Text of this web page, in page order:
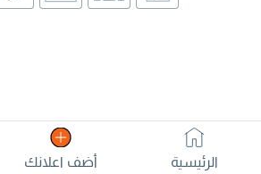
الرئيسية أضف اعلانك